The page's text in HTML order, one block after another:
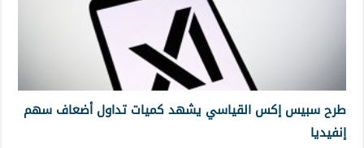
طرح سبيس إكس القياسي يشهد كميات تداول أضعاف سهم
إنفيديا